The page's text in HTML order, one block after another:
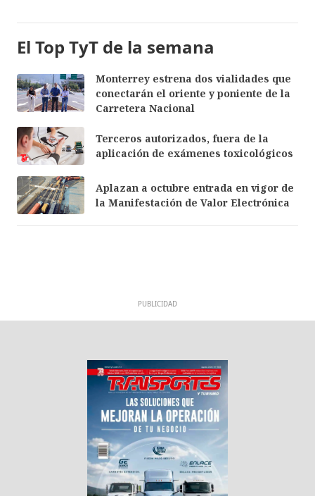
El Top TyT de la semana
Monterrey estrena dos vialidades que
conectarán el oriente y poniente de la
Carretera Nacional
Terceros autorizados, fuera de la
aplicación de exámenes toxicológicos
Aplazan a octubre entrada en vigor de
la Manifestación de Valor Electrónica
PUBLICIDAD